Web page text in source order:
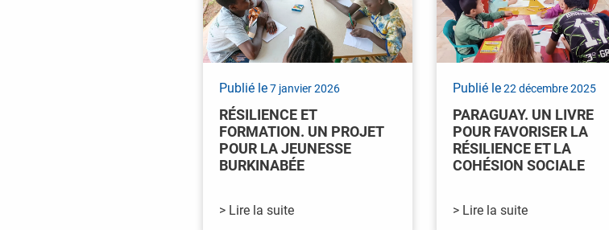
Publié le7 janvier 2026
RÉSILIENCE ET
FORMATION. UN PROJET
POUR LA JEUNESSE
BURKINABÉE
> Lire la suite
Publié le22 décembre 2025
PARAGUAY. UN LIVRE
POUR FAVORISER LA
RÉSILIENCE ET LA
COHÉSION SOCIALE
> Lire la suite